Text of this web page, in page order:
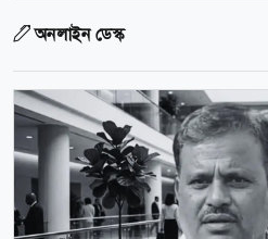
অনলাইন ডেস্ক